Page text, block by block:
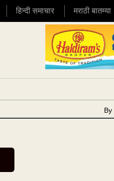
हिन्दी समाचार मराठी बातम्या
By